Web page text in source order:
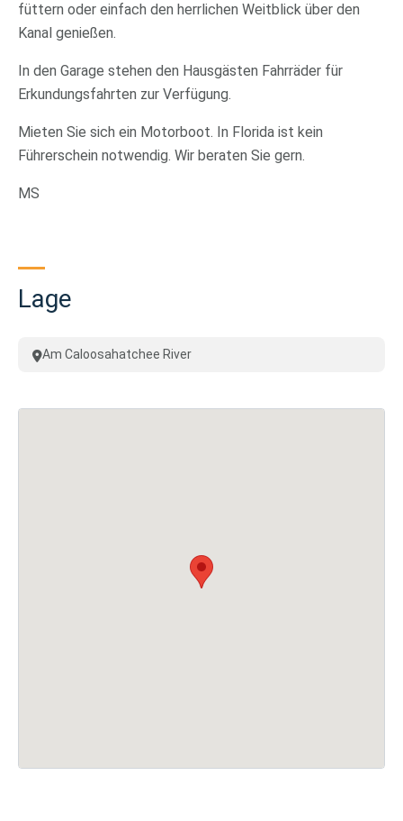
füttern oder einfach den herrlichen Weitblick über den
Kanal genießen.
In den Garage stehen den Hausgästen Fahrräder für
Erkundungsfahrten zur Verfügung.
Mieten Sie sich ein Motorboot. In Florida ist kein
Führerschein notwendig. Wir beraten Sie gern.
MS
Lage
Am Caloosahatchee River